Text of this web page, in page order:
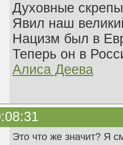
Духовные
Явил наш
Нацизм был в
Теперь он в
Алиса Деева
Это что же значит? Я